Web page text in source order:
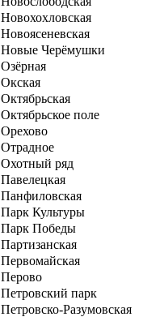
Новохохловская
Новоясеневская
Новые Черёмушки
Озёрная
Окская
Октябрьская
Октябрьское поле
Орехово
Отрадное
Охотный ряд
Павелецкая
Панфиловская
Парк Культуры
Парк Победы
Партизанская
Первомайская
Перово
Петровский парк
Петровско-Разумовская